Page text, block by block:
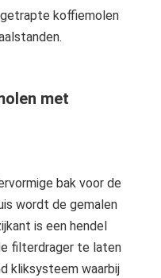
koffiemolen
met
bak voor de
wordt de gemalen
is een hendel
filterdrager te laten
kliksysteem waarbij